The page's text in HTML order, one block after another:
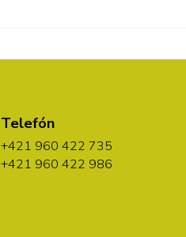
Telefón
+421 960 422 735
+421 960 422 986